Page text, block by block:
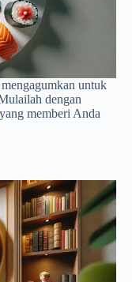
untuk
dengan
yang memberi Anda